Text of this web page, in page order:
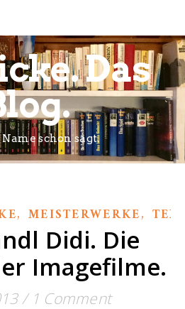
Das
schon sagt.
, MEISTERWERKE,
Didi. Die
Imagefilme.
/ 1 Comment